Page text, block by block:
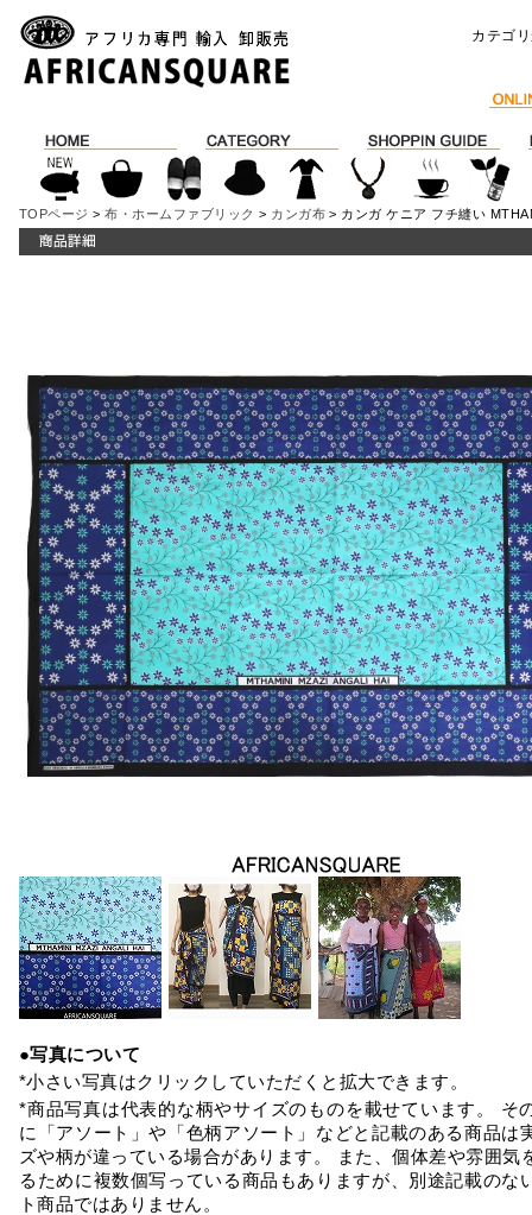
カテゴ
TOPページ >布・ホームファブリック > カンガ布 > カンガ ケニア フチ縫い
●写真について
*小さい写真はクリックしていただくと拡大できます。
*商品写真は代表的な柄やサイズのものを載せています。 そ
に「アソート」や「色柄アソート」などと記載のある商品は
ズや柄が違っている場合があります。 また、個体差や雰囲気
るために複数個写っている商品もありますが、別途記載のな
ト商品ではありません。